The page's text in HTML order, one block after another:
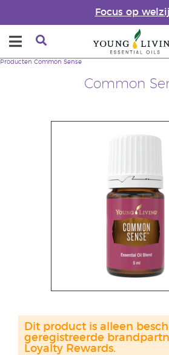
Focus op
Common
Producten Common Sense
Dit product is alleen
geregistreerde
Loyalty Rewards.